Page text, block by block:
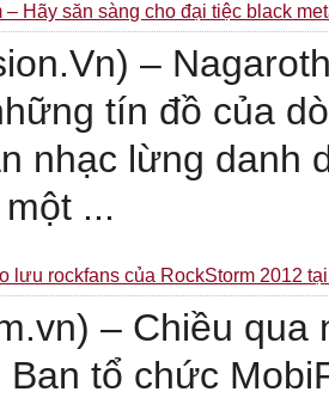
– Hãy sẵn sàng cho đại tiệc black
–
tín đồ của
nhạc lừng danh
...
lưu rockfans của RockStorm 2012
– Chiều
Ban tổ chức